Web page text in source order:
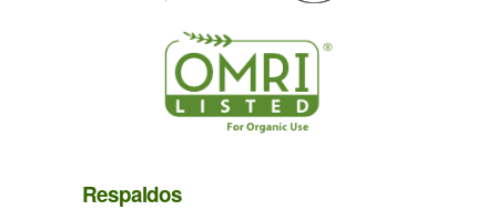
Respaldos